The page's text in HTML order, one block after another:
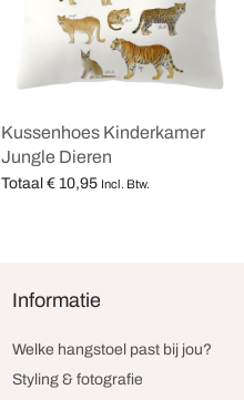
Kussenhoes Kinderkamer
Jungle Dieren
Totaal € 10,95 Incl. Btw.
Informatie
Welke hangstoel past bij jou?
Styling & fotografie